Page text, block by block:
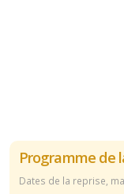
Programme de
Dates de la reprise,